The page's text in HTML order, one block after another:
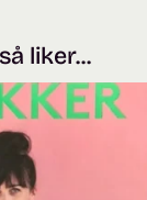
liker...